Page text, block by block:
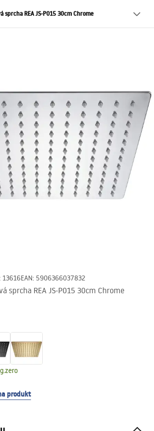
sprcha REA JS-P015 30cm Chrome
13616EAN: 5906366037832
sprcha REA JS-P015 30cm Chrome
produkt